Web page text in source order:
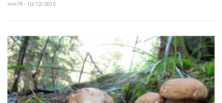
mn78 - 10/12/2015